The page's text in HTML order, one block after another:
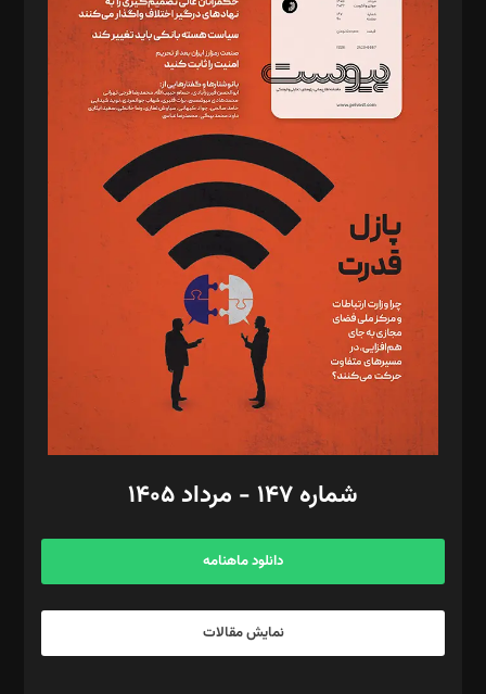
دبیر تحریریه: میثم قاسمی
د‌بیر ناداستان: سمانه سمیع
د‌بیر خدمت و تجارت: ابوالفضل رجبی
د‌بیر حقوق فناوری: حسام‌الدین ایپکچی
د‌بیر پیوست جهان: مینا پاکدل
د‌بیر تحریریه آنلاین: بابک نقاش
تحریریه‌: مجتبی محمود‌ی، آرش برهمند، یسنا امان‌پور، سروش کرمیان،
مصطفی مسجدی آرانی، ابوالفضل رجبی، زهرا فکرانه، فائزه فتحی
رستمی،مصطفی باستان
ویرایش: نگار استاد‌‌آقا
طراح یونیفرم: مجید توکلی
فیلمبرداری و عکاسی: امیر شفیعی، مانی لطفی زاده
گرافیک و صفحه‌آرایی: سید‌سبحان‌علی ثابت
مد‌یر توسعه تجاری: کامبیز برید‌
امور مالی: شاپور رهبری، محمد‌ کاظمی‌نیا
آگهی و مشترکین: ۰۹۱۹۹۹۹۰۴۵۴
شماره ۱۴۷ - مرداد ۱۴۰۵
دانلود ماهنامه
نمایش مقالات